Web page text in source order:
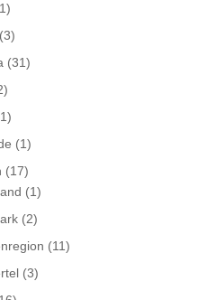
(3)
(31)
(1)
(17)
(1)
(2)
(11)
(3)